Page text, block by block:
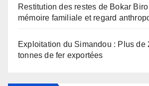
Restitution des restes de Bokar
mémoire familiale et regard
Exploitation du Simandou : Plus de
tonnes de fer exportées